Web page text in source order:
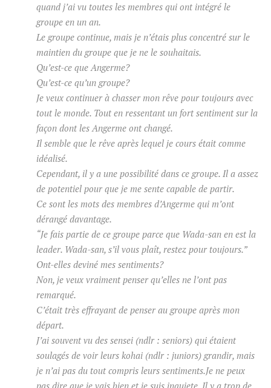
quand j’ai vu toutes les membres qui ont intégré le
groupe en un an.
Le groupe continue, mais je n’étais plus concentré sur le
maintien du groupe que je ne le souhaitais.
Qu’est-ce que Angerme?
Qu’est-ce qu’un groupe?
Je veux continuer à chasser mon rêve pour toujours avec
tout le monde. Tout en ressentant un fort sentiment sur la
façon dont les Angerme ont changé.
Il semble que le rêve après lequel je cours était comme
idéalisé.
Cependant, il y a une possibilité dans ce groupe. Il a assez
de potentiel pour que je me sente capable de partir.
Ce sont les mots des membres d’Angerme qui m’ont
dérangé davantage.
“Je fais partie de ce groupe parce que Wada-san en est la
leader. Wada-san, s’il vous plaît, restez pour toujours.”
Ont-elles deviné mes sentiments?
Non, je veux vraiment penser qu’elles ne l’ont pas
remarqué.
C’était très effrayant de penser au groupe après mon
départ.
J’ai souvent vu des sensei (ndlr : seniors) qui étaient
soulagés de voir leurs kohai (ndlr : juniors) grandir, mais
je n’ai pas du tout compris leurs sentiments.Je ne peux